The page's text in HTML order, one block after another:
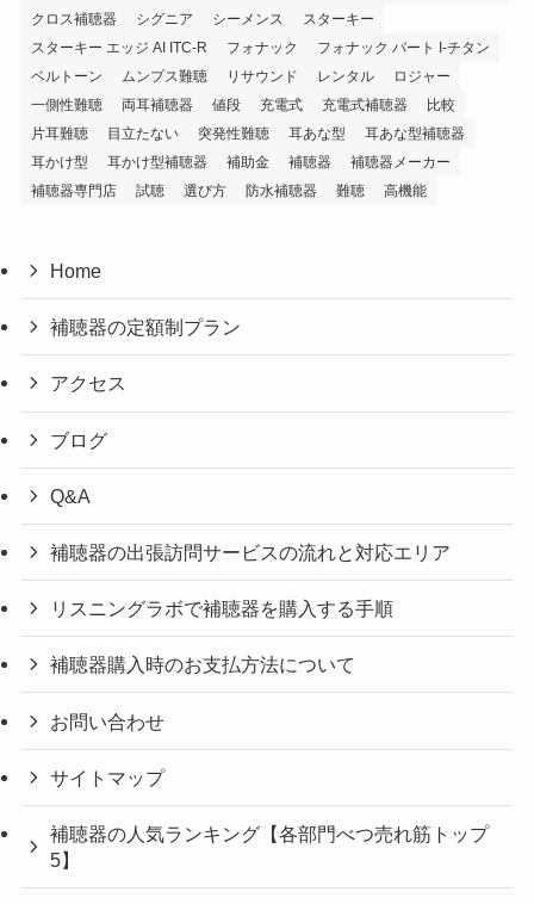
クロス補聴器
シグニア シーメンス
スターキー
スターキー エッジ AI ITC-R
フォナック
フォナック バート I-チタン
ベルトーン
ムンプス難聴 リサウンド レンタル
ロジャー
一側性難聴
両耳補聴器 値段 充電式 充電式補聴器
比較
片耳難聴
目立たない 突発性難聴 耳あな型
耳あな型補聴器
耳かけ型
耳かけ型補聴器 補助金 補聴器
補聴器メーカー
補聴器専門店
試聴 選び方 防水補聴器 難聴 高機能
Home
補聴器の定額制プラン
アクセス
ブログ
Q&A
補聴器の出張訪問サービスの流れと対応エリア
リスニングラボで補聴器を購入する手順
補聴器購入時のお支払方法について
お問い合わせ
サイトマップ
補聴器の人気ランキング【各部門べつ売れ筋トップ
5】